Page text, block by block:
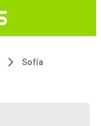
Sofía